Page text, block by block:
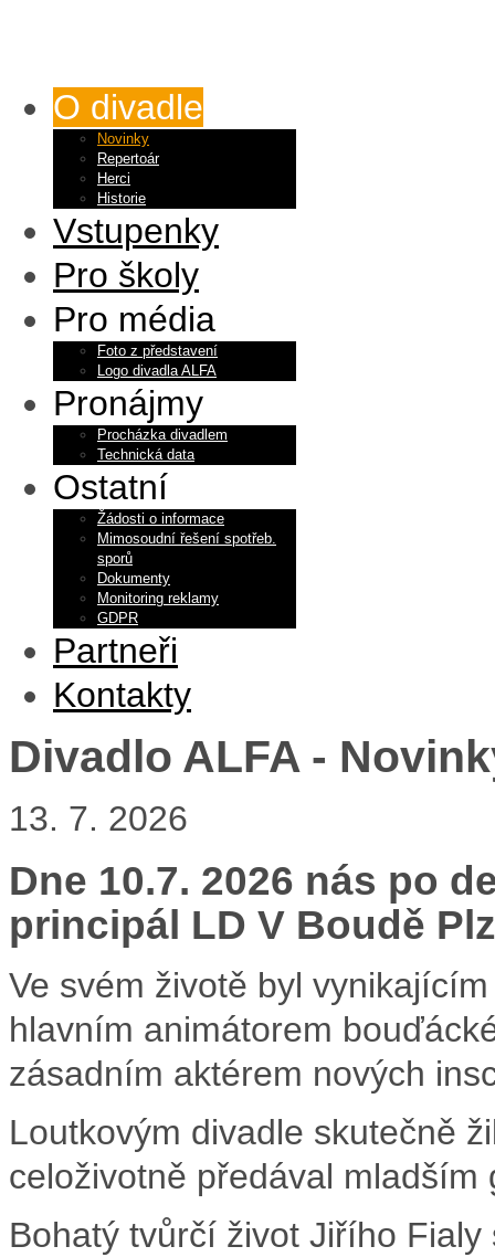
O divadle
Novinky
Repertoár
Herci
Historie
Vstupenky
Pro školy
Pro média
Foto z představení
Logo divadla ALFA
Pronájmy
Procházka divadlem
Technická data
Ostatní
Žádosti o informace
Mimosoudní řešení spotřeb.
sporů
Dokumenty
Monitoring reklamy
GDPR
Partneři
Kontakty
Divadlo ALFA -
13. 7. 2026
Dne 10.7. 2026 nás po
principál LD V Boudě
Ve svém životě byl
hlavním animátorem
zásadním aktérem nových
Loutkovým divadle skutečně
celoživotně předával mladším
Bohatý tvůrčí život Jiřího